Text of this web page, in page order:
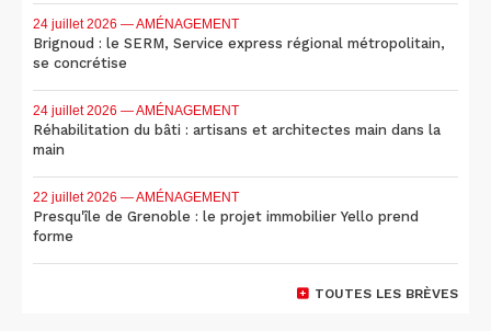
24 juillet 2026 — AMÉNAGEMENT
Brignoud : le SERM, Service express régional métropolitain,
se concrétise
24 juillet 2026 — AMÉNAGEMENT
Réhabilitation du bâti : artisans et architectes main dans la
main
22 juillet 2026 — AMÉNAGEMENT
Presqu'île de Grenoble : le projet immobilier Yello prend
forme
TOUTES LES BRÈVES